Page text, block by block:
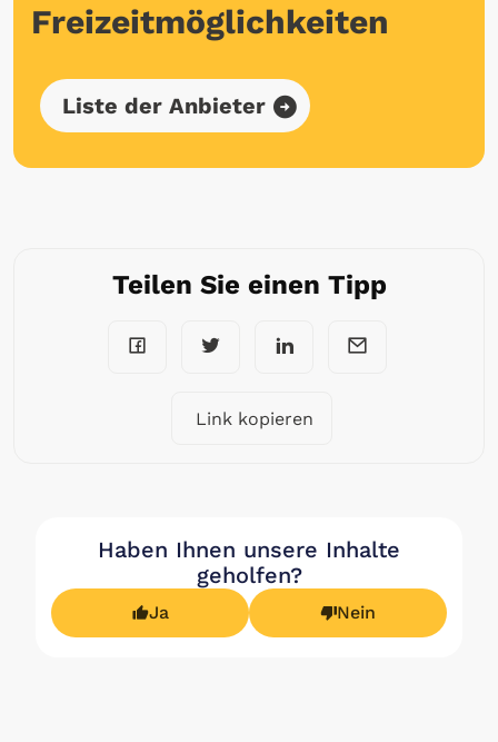
Freizeitmöglichkeiten
Liste der Anbieter
Teilen Sie einen Tipp
Link kopieren
Haben Ihnen unsere Inhalte
geholfen?
Ja Nein